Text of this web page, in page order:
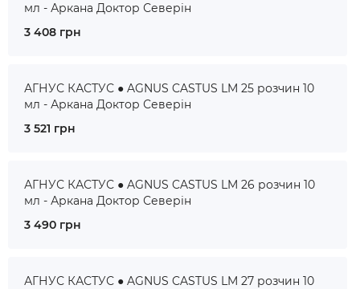
мл - Аркана Доктор Северін
3 408 грн
АГНУС КАСТУС ● AGNUS CASTUS LM 25 розчин 10
мл - Аркана Доктор Северін
3 521 грн
АГНУС КАСТУС ● AGNUS CASTUS LM 26 розчин 10
мл - Аркана Доктор Северін
3 490 грн
АГНУС КАСТУС ● AGNUS CASTUS LM 27 розчин 10